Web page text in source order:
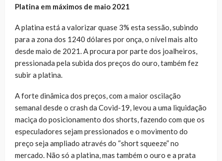
Platina em máximos de maio 2021
A platina está a valorizar quase 3% esta sessão, subindo
para a zona dos 1240 dólares por onça, o nível mais alto
desde maio de 2021. A procura por parte dos joalheiros,
pressionada pela subida dos preços do ouro, também fez
subir a platina.
A forte dinâmica dos preços, com a maior oscilação
semanal desde o crash da Covid-19, levou a uma liquidação
maciça do posicionamento dos shorts, fazendo com que os
especuladores sejam pressionados e o movimento do
preço seja ampliado através do “short squeeze” no
mercado. Não só a platina, mas também o ouro e a prata